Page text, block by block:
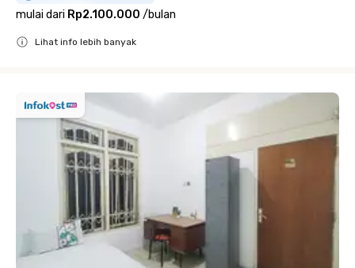
mulai dari Rp2.100.000 /bulan
Lihat info lebih banyak